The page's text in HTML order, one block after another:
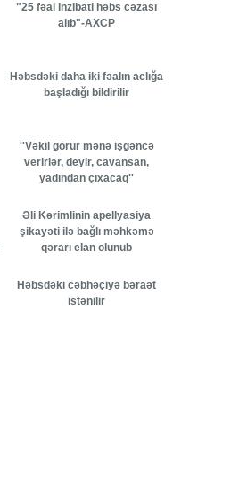
"25 fəal inzibati həbs cəzası
alıb"-AXCP
Həbsdəki daha iki fəalın aclığa
başladığı bildirilir
''Vəkil görür mənə işgəncə
verirlər, deyir, cavansan,
yadından çıxacaq''
Əli Kərimlinin apellyasiya
şikayəti ilə bağlı məhkəmə
qərarı elan olunub
Həbsdəki cəbhəçiyə bəraət
istənilir